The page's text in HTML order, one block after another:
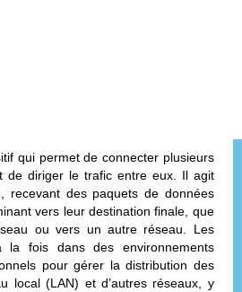
qui permet de connecter plusieurs
de diriger le trafic entre eux. Il agit
recevant des paquets de données
vers leur destination finale, que
ou vers un autre réseau. Les
la fois dans des environnements
pour gérer la distribution des
local (LAN) et d’autres réseaux, y